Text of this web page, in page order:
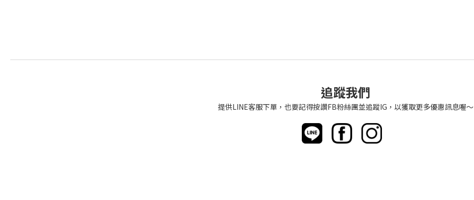
追蹤我們
提供LINE客服下單，也要記得按讚FB粉絲團並追蹤IG，以獲取更多優惠訊息喔～